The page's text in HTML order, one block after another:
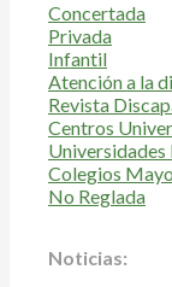
Concertada
Privada
Infantil
Atención a la
Revista
Centros
Universidades
Colegios
No Reglada
Noticias: